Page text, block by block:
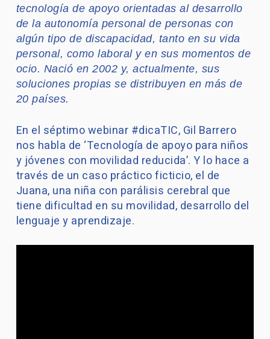
tecnología de apoyo orientadas al desarrollo
de la autonomía personal de personas con
algún tipo de discapacidad, tanto en su vida
personal, como laboral y en sus momentos de
ocio. Nació en 2002 y, actualmente, sus
soluciones propias se distribuyen en más de
20 países.
En el séptimo webinar #dicaTIC, Gil Barrero
nos habla de ‘Tecnología de apoyo para niños
y jóvenes con movilidad reducida’. Y lo hace a
través de un caso práctico ficticio, el de
Juana, una niña con parálisis cerebral que
tiene dificultad en su movilidad, desarrollo del
lenguaje y aprendizaje.